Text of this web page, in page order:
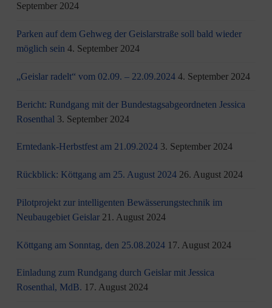
September 2024
Parken auf dem Gehweg der Geislarstraße soll bald wieder
möglich sein 4. September 2024
„Geislar radelt“ vom 02.09. – 22.09.2024 4. September 2024
Bericht: Rundgang mit der Bundestagsabgeordneten Jessica
Rosenthal 3. September 2024
Erntedank-Herbstfest am 21.09.2024 3. September 2024
Rückblick: Köttgang am 25. August 2024 26. August 2024
Pilotprojekt zur intelligenten Bewässerungstechnik im
Neubaugebiet Geislar 21. August 2024
Köttgang am Sonntag, den 25.08.2024 17. August 2024
Einladung zum Rundgang durch Geislar mit Jessica
Rosenthal, MdB. 17. August 2024